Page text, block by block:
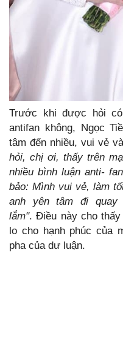
Trước khi được hỏi
antifan không, Ngọc
tâm đến nhiều, vui vẻ
hỏi, chị ơi, thấy trên
nhiều bình luận anti-
bảo: Mình vui vẻ, làm
anh yên tâm đi quay
lắm". Điều này cho
lo cho hạnh phúc của
pha của dư luận.